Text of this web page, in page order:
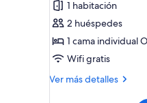
Habitación
doble
1 habitación
2 huéspedes
1 cama individual
Wifi gratis
Ver más detalles
Más